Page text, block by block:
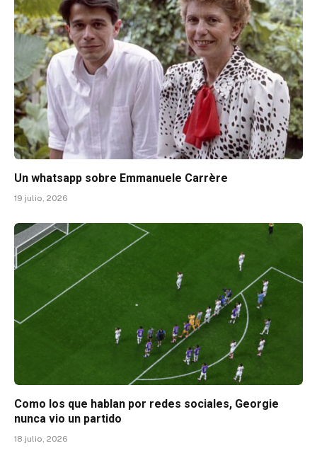
Un whatsapp sobre Emmanuele Carrère
19 julio, 2026
Como los que hablan por redes sociales, Georgie
nunca vio un partido
18 julio, 2026